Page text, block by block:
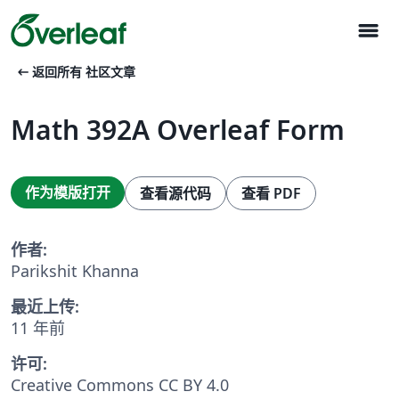
menu
arrow_left_alt 返回所有 社区文章
Math 392A Overleaf Form
作为模版打开 查看源代码 查看 PDF
作者:
Parikshit Khanna
最近上传:
11 年前
许可:
Creative Commons CC BY 4.0